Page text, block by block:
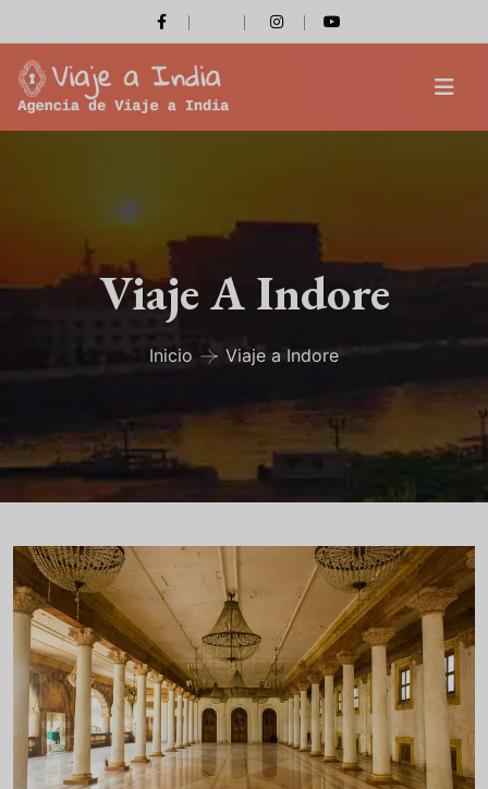
Viaje A Indore
Inicio Viaje a Indore